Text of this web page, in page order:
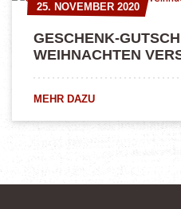
25. NOVEMBER 2020
25. NOVEMBER 2020
GESCHENK-
WEIHNACHTEN
MEHR DAZU